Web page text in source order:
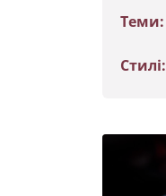
Теми:
Стилі: